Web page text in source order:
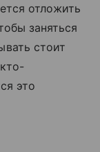
отложить
заняться
стоит
это